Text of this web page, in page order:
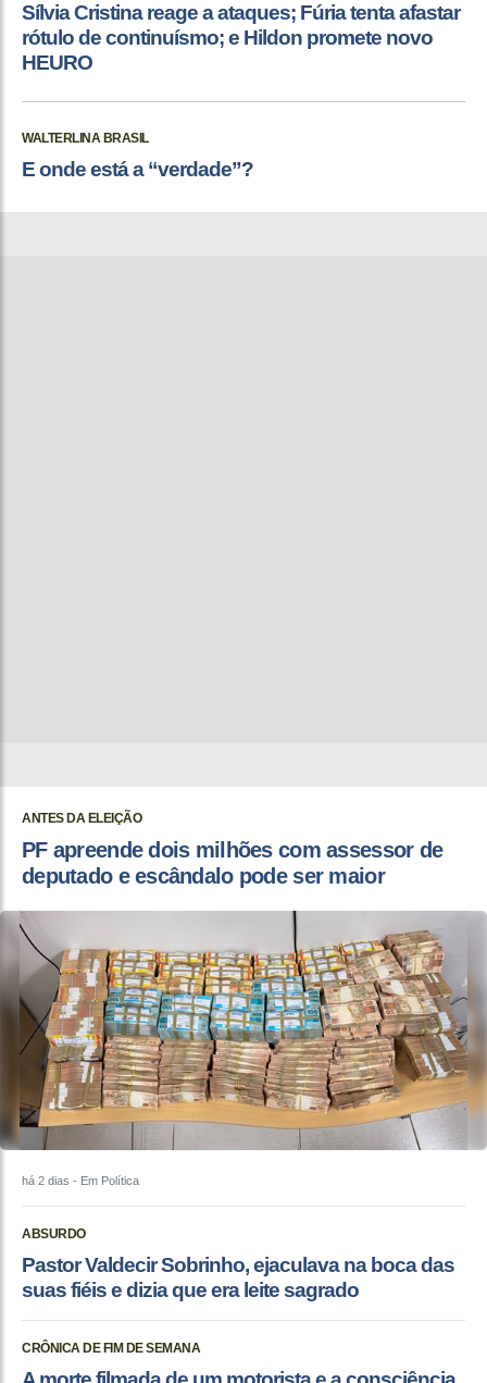
Sílvia Cristina reage a ataques; Fúria tenta afastar
rótulo de continuísmo; e Hildon promete novo
HEURO
WALTERLINA BRASIL
E onde está a “verdade”?
ANTES DA ELEIÇÃO
PF apreende dois milhões com assessor de
deputado e escândalo pode ser maior
há 2 dias - Em Política
ABSURDO
Pastor Valdecir Sobrinho, ejaculava na boca das
suas fiéis e dizia que era leite sagrado
CRÔNICA DE FIM DE SEMANA